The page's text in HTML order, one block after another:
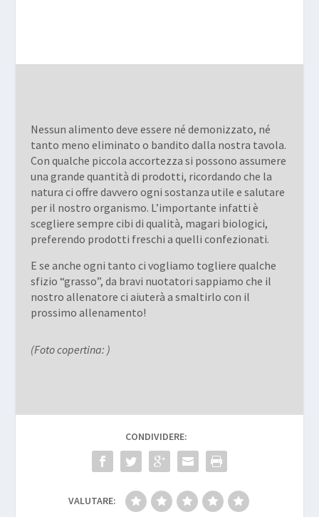
Nessun alimento deve essere né demonizzato, né
tanto meno eliminato o bandito dalla nostra tavola.
Con qualche piccola accortezza si possono assumere
una grande quantità di prodotti, ricordando che la
natura ci offre davvero ogni sostanza utile e salutare
per il nostro organismo. L’importante infatti è
scegliere sempre cibi di qualità, magari biologici,
preferendo prodotti freschi a quelli confezionati.
E se anche ogni tanto ci vogliamo togliere qualche
sfizio “grasso”, da bravi nuotatori sappiamo che il
nostro allenatore ci aiuterà a smaltirlo con il
prossimo allenamento!
(Foto copertina: )
CONDIVIDERE:
VALUTARE: